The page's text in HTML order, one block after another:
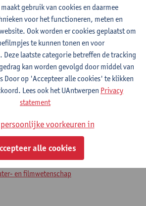
en letterkunde: Frans-Spaans
en letterkunde: Frans-TFL
en letterkunde: Spaans-TFL
Studies
theater- en filmwetenschap
theater- en filmwetenschap
Faculteit Letteren en Wijsbegeerte
en filmwetenschap
Stage
en filmwetenschap
gebruik van cookies en daarmee
voor het functioneren, meten en
Ook worden er cookies geplaatst om
te kunnen tonen en voor
laatste categorie betreffen de tracking
kan worden gevolgd door middel van
Door op 'Accepteer alle cookies' te klikken
Lees ook het UAntwerpen Privacy
statement
voorkeuren in
alle cookies